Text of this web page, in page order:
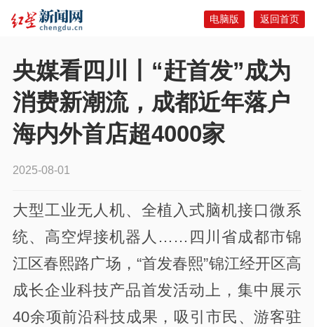
返回首页
电脑版
央媒看四川丨“赶首发”成为
消费新潮流，成都近年落户
海内外首店超4000家
2025-08-01
大型工业无人机、全植入式脑机接口微系
统、高空焊接机器人……四川省成都市锦
江区春熙路广场，“首发春熙”锦江经开区高
成长企业科技产品首发活动上，集中展示
40余项前沿科技成果，吸引市民、游客驻